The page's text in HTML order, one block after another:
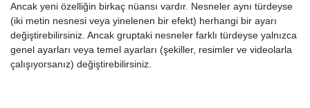
Ancak yeni özelliğin birkaç nüansı vardır. Nesneler aynı türdeyse
(iki metin nesnesi veya yinelenen bir efekt) herhangi bir ayarı
değiştirebilirsiniz. Ancak gruptaki nesneler farklı türdeyse yalnızca
genel ayarları veya temel ayarları (şekiller, resimler ve videolarla
çalışıyorsanız) değiştirebilirsiniz.